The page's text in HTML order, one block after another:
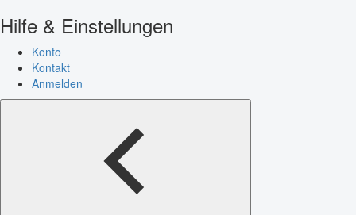
Hilfe & Einstellungen
Konto
Kontakt
Anmelden